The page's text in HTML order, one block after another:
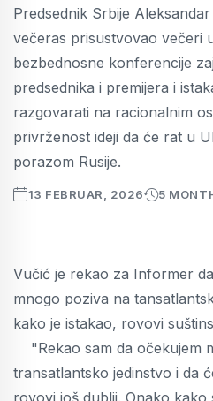
Predsednik Srbije
večeras prisustvovao večeri
bezbednosne konferencije
predsednika i premijera i
razgovarati na racionalnim
privrženost ideji da će rat u
porazom Rusije.
13 FEBRUAR, 2026 5
Vučić je rekao za Informer
mnogo poziva na
kako je istakao, rovovi
"Rekao sam da očekujem
transatlantsko jedinstvo i da
rovovi još dublji. Onako kako